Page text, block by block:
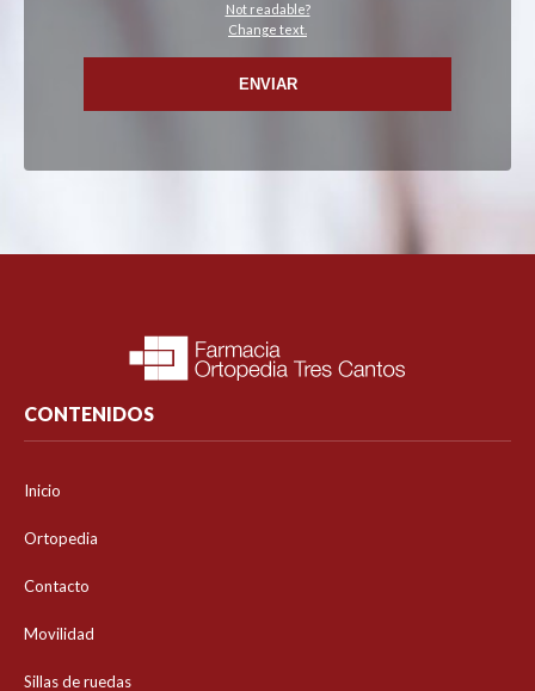
Not readable?
Change text.
ENVIAR
CONTENIDOS
Inicio
Ortopedia
Contacto
Movilidad
Sillas de ruedas